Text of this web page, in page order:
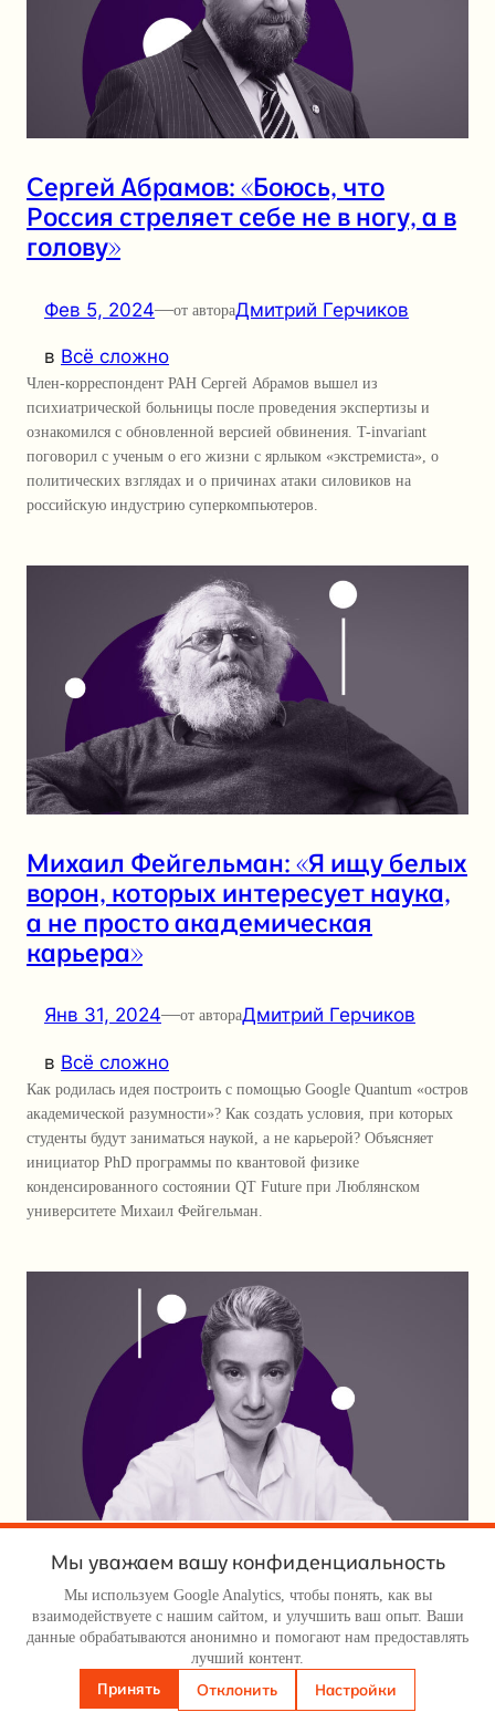
Сергей Абрамов: «Боюсь, что
Россия стреляет себе не в ногу, а в
голову»
Фев 5, 2024—от автораДмитрий Герчиков
в Всё сложно
Член-корреспондент РАН Сергей Абрамов вышел из
психиатрической больницы после проведения экспертизы и
ознакомился с обновленной версией обвинения. T-invariant
поговорил с ученым о его жизни с ярлыком «экстремиста», о
политических взглядах и о причинах атаки силовиков на
российскую индустрию суперкомпьютеров.
Михаил Фейгельман: «Я ищу белых
ворон, которых интересует наука,
а не просто академическая
карьера»
Янв 31, 2024—от автораДмитрий Герчиков
в Всё сложно
Как родилась идея построить с помощью Google Quantum «остров
академической разумности»? Как создать условия, при которых
студенты будут заниматься наукой, а не карьерой? Объясняет
инициатор PhD программы по квантовой физике
конденсированного состоянии QT Future при Люблянском
университете Михаил Фейгельман.
Екатерина Шульман: «Режим
войной купил себе еще несколько
лет жизни»
Янв 23, 2024 от автораДмитрий Герчиков
Мы уважаем вашу конфиденциальность
Мы используем Google Analytics, чтобы понять, как вы
взаимодействуете с нашим сайтом, и улучшить ваш опыт. Ваши
данные обрабатываются анонимно и помогают нам предоставлять
лучший контент.
Принять Отклонить Настройки